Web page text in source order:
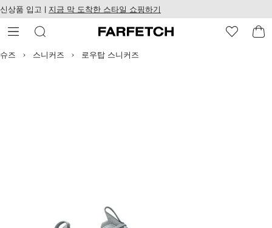
츠
건
뛰
치
웹
접
성
신상품 입고 | 지금 막 도착한 스타일 쇼핑하기
슈즈 스니커즈 로우탑 스니커즈